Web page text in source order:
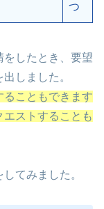
つ
したとき、要望
しました。
ることもできます
ストすることも
てみました。